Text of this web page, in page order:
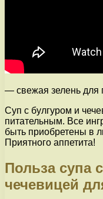
— свежая зелень для
Суп с булгуром и
питательным. Все
быть приобретены в
Приятного аппетита!
Польза супа
чечевицей